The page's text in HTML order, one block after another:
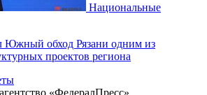
Национальные
Южный обход Рязани одним из
проектов региона
«ФедералПресс»